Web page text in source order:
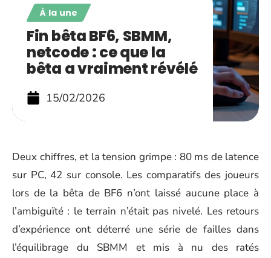
À la une
Fin bêta BF6, SBMM,
netcode : ce que la
bêta a vraiment révélé
15/02/2026
Deux chiffres, et la tension grimpe : 80 ms de latence
sur PC, 42 sur console. Les comparatifs des joueurs
lors de la bêta de BF6 n’ont laissé aucune place à
l’ambiguïté : le terrain n’était pas nivelé. Les retours
d’expérience ont déterré une série de failles dans
l’équilibrage du SBMM et mis à nu des ratés